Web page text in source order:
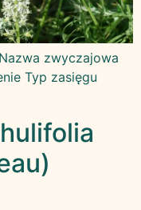
zwyczajowa
Typ zasięgu